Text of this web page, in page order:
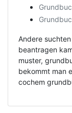
Andere
beantragen
muster,
bekommt man
cochem